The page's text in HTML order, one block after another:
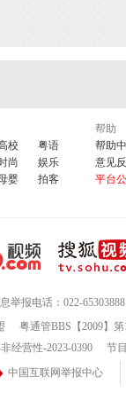
校
粤语
尚
娱乐
婴 拍客
帮助
帮助
意见
平台
举报电话：022-65303888
粤通管BBS【2009】
经营性-2023-0390
节
中国互联网举报中心